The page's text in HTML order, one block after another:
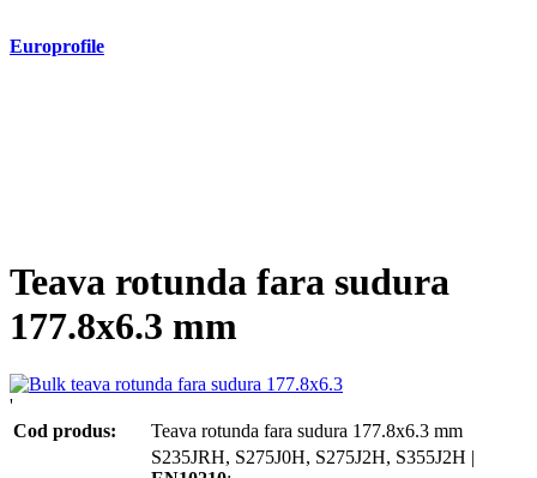
Europrofile
Teava rotunda fara sudura
177.8x6.3 mm
'
Cod produs:
Teava rotunda fara sudura 177.8x6.3 mm
S235JRH, S275J0H, S275J2H, S355J2H |